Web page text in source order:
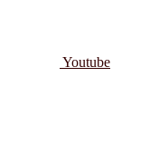
Youtube